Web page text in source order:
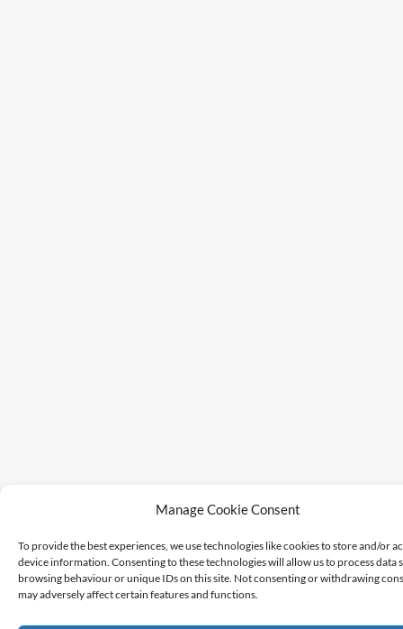
Manage Cookie Consent
To provide the best experiences, we use technologies like cookies to store and/or
device information. Consenting to these technologies will allow us to process data
browsing behaviour or unique IDs on this site. Not consenting or withdrawing
may adversely affect certain features and functions.